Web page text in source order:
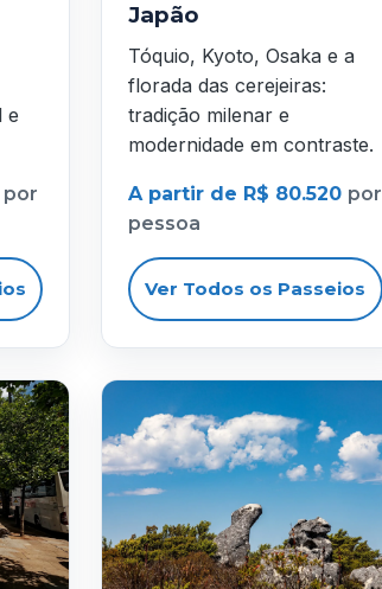
e
por
Japão
Tóquio, Kyoto, Osaka e a
florada das cerejeiras:
tradição milenar e
modernidade em contraste.
A partir de R$ 80.520 por
pessoa
Ver Todos os Passeios